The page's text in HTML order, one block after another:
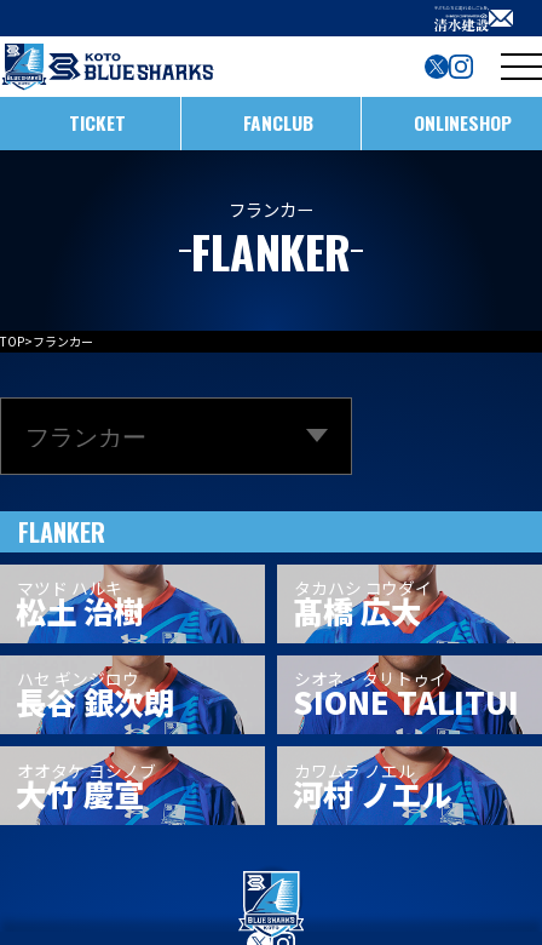
TICKET FANCLUB ONLINESHOP
フランカー
FLANKER
TOP>フランカー
FLANKER
マツド ハルキ
松土 治樹
タカハシ コウダイ
髙橋 広大
ハセ ギンジロウ
長谷 銀次朗
シオネ・タリトゥイ
SIONE TALITUI
オオタケ ヨシノブ
大竹 慶宣
カワムラ ノエル
河村 ノエル
インフォメーション
お知らせ
普及活動
D1/D2入替戦
第6戦ホストゲーム
青鮫祭り2026
第4戦ホストゲーム
第3戦ホストゲーム
第2戦ホストゲーム
第1戦ホストゲーム
チームについて
チームの歴史
ホストのご案内
ファンクラブ
チケット
パートナー
パートナー一覧
パートナー募集
お問い合わせ
プライバシーポリシー